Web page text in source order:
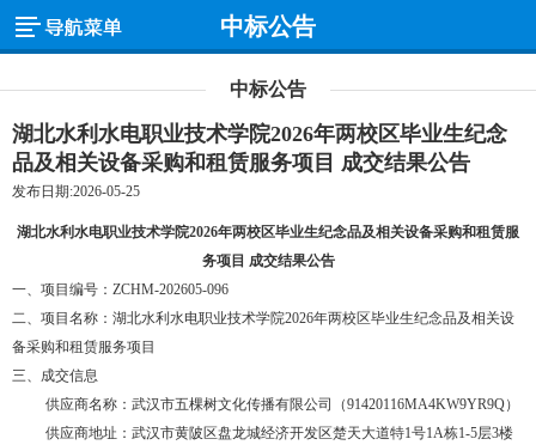
中标公告
中标公告
湖北水利水电职业技术学院2026年两校区毕业生纪念
品及相关设备采购和租赁服务项目 成交结果公告
发布日期:2026-05-25
湖北水利水电职业技术学院2026年两校区毕业生纪念品及相关设备采购和租赁服
务项目 成交结果公告
一、项目编号 ： ZCHM-202605-096
二、项目名称：湖北水利水电职业技术学院2026年两校区毕业生纪念品及相关设
备采购和租赁服务项目
三、成交信息
供应商名称：武汉市五棵树文化传播有限公司（91420116MA4KW9YR9Q）
供应商地址：武汉市黄陂区盘龙城经济开发区楚天大道特1号1A栋1-5层3楼